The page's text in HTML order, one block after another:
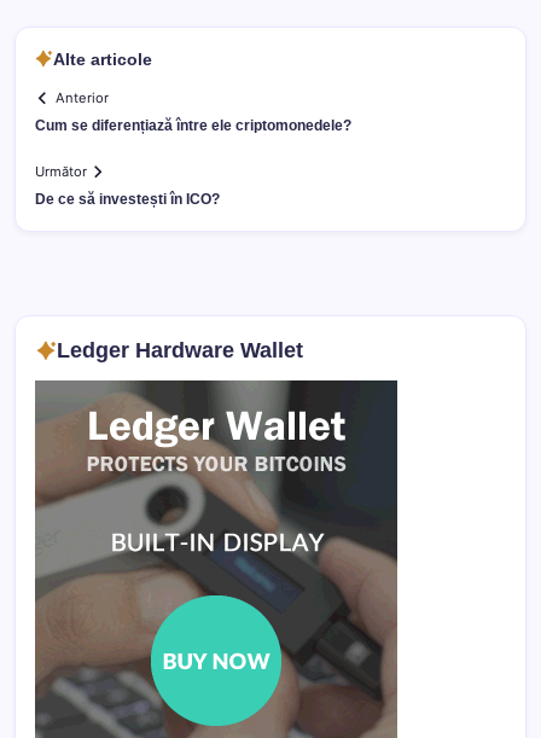
Alte articole
Anterior
Cum se diferențiază între ele criptomonedele?
Următor
De ce să investești în ICO?
Ledger Hardware Wallet